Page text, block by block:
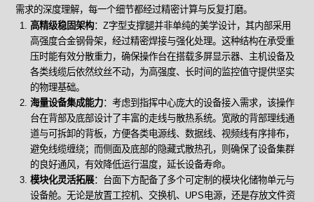
需求的深度理解，每一个细节都经过精密计算与反复打磨。
高精级稳固架构：Z字型支撑腿并非单纯的美学设计，其内部采用
高强度合金钢骨架，经过精密焊接与强化处理。这种结构在承受重
压时能有效分散重力，确保操作台在搭载多屏显示器、主机设备及
各类线缆后依然纹丝不动，为高强度、长时间的监控值守提供坚实
的物理基础。
海量设备集成能力：考虑到指挥中心庞大的设备接入需求，该操作
台在背部及底部设计了丰富的走线与散热系统。宽敞的背部理线通
道与可拆卸的背板，方便各类电源线、数据线、视频线有序排布，
避免线缆缠绕；而侧面及底部的隐藏式散热孔，则确保了设备集群
的良好通风，有效降低运行温度，延长设备寿命。
模块化灵活拓展：台面下方配备了多个可定制的模块化储物单元与
设备舱。无论是放置工控机、交换机、UPS电源，还是存放文件资